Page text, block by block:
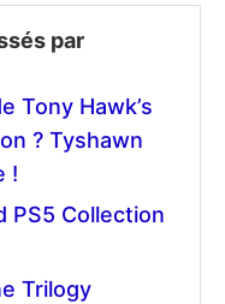
par
Tony Hawk’s
? Tyshawn
!
PS5 Collection
Trilogy